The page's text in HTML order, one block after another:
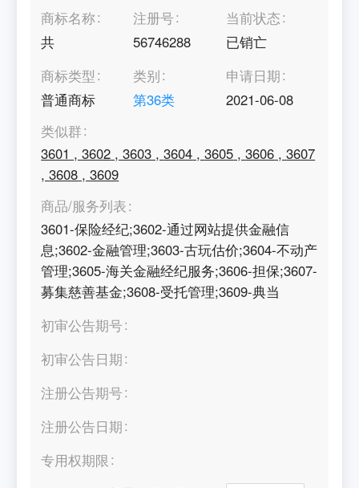
商标名称
共
注册号
56746288
当前状态
已销亡
商标类型
普通商标
类别
第36类
申请日期
2021-06-08
类似群
3601 ,3602 ,3603 ,3604 ,3605 ,3606 ,3607
,3608 ,3609
商品/服务列表
3601-保险经纪;3602-通过网站提供金融信
息;3602-金融管理;3603-古玩估价;3604-不动产
管理;3605-海关金融经纪服务;3606-担保;3607-
募集慈善基金;3608-受托管理;3609-典当
初审公告期号
初审公告日期
注册公告期号
注册公告日期
专用权期限